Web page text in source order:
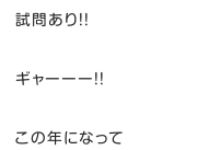
試問あり！！
ギャーーー！！
この年になって